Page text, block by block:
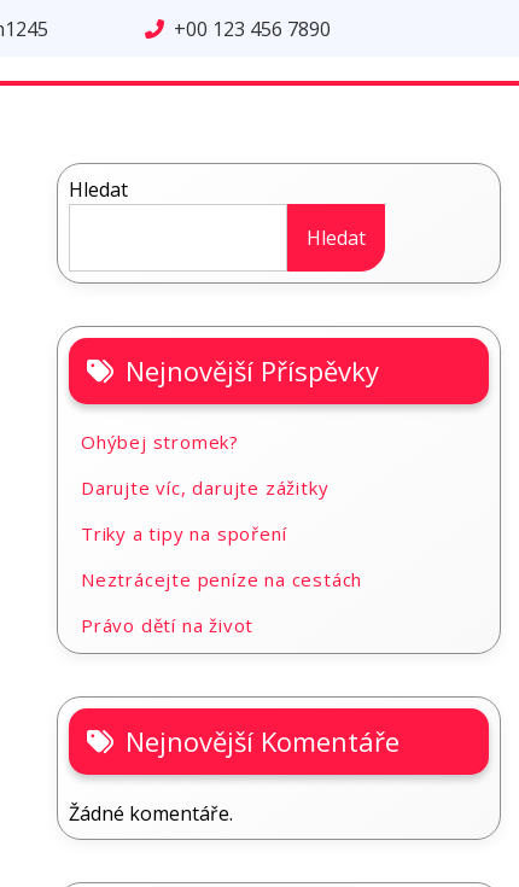
+00 123 456 7890
Hledat
Hledat
Nejnovější Příspěvky
Ohýbej stromek?
Darujte víc, darujte zážitky
Triky a tipy na spoření
Neztrácejte peníze na cestách
Právo dětí na život
Nejnovější Komentáře
Žádné komentáře.